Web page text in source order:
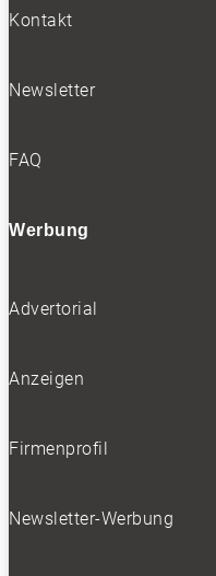
Kontakt
Newsletter
FAQ
Werbung
Advertorial
Anzeigen
Firmenprofil
Newsletter-Werbung